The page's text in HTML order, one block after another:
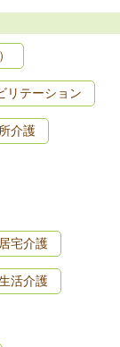
リテーション
介護
宅介護
活介護